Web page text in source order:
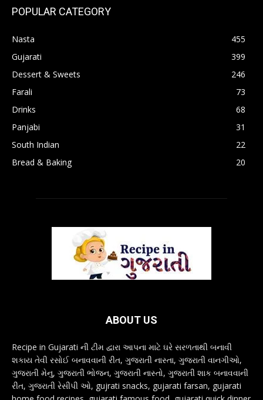
POPULAR CATEGORY
Nasta
455
Gujarati
399
Dessert & Sweets
246
Farali
73
Drinks
68
Panjabi
31
South Indian
22
Bread & Baking
20
ABOUT US
Recipe in Gujarati ની ટીમ દ્વારા આપના માટે ઘરે સરળતાથી બનાવી
શકાય તેવી રસોઈ બનાવવાની રીત, ગુજરાતી નાસ્તા, ગુજરાતી વાનગીઓ,
ગુજરાતી મેનુ, ગુજરાતી ભોજન, ગુજરાતી નાસ્તો, ગુજરાતી શાક બનાવવાની
રીત, ગુજરાતી રેસીપી ઓ, gujrati snacks, gujarati farsan, gujarati